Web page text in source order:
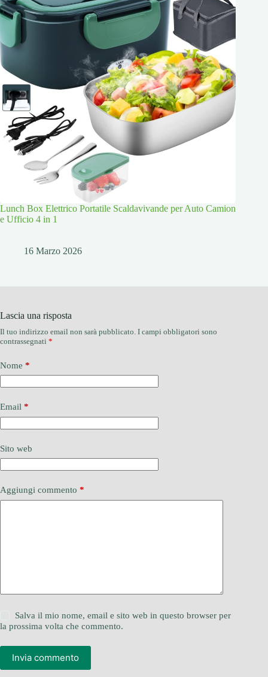
Lunch Box Elettrico Portatile Scaldavivande per Auto Camion
e Ufficio 4 in 1
16 Marzo 2026
Lascia una risposta
Il tuo indirizzo email non sarà pubblicato. I campi obbligatori sono
contrassegnati *
Nome *
Email *
Sito web
Aggiungi commento *
Salva il mio nome, email e sito web in questo browser per
la prossima volta che commento.
Invia commento